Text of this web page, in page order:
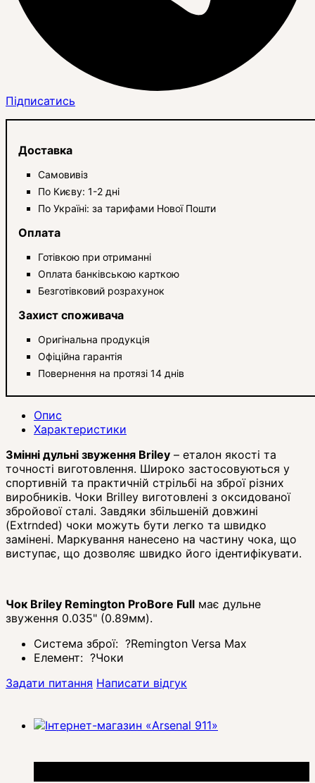
Підписатись
Доставка
Самовивіз
По Києву: 1-2 дні
По Україні: за тарифами Нової Пошти
Оплата
Готівкою при отриманні
Оплата банківською карткою
Безготівковий розрахунок
Захист споживача
Оригінальна продукція
Офіційна гарантія
Повернення на протязі 14 днів
Опис
Характеристики
Змінні дульні звуження Briley – еталон якості та
точності виготовлення. Широко застосовуються у
спортивній та практичній стрільбі на зброї різних
виробників. Чоки Brilley виготовлені з оксидованої
збройової сталі. Завдяки збільшеній довжині
(Extrnded) чоки можуть бути легко та швидко
замінені. Маркування нанесено на частину чока, що
виступає, що дозволяє швидко його ідентифікувати.
Чок Briley Remington ProBore Full має дульне
звуження 0.035" (0.89мм).
Система зброї: ?Remington Versa Max
Елемент: ?Чоки
Задати питання Написати відгук